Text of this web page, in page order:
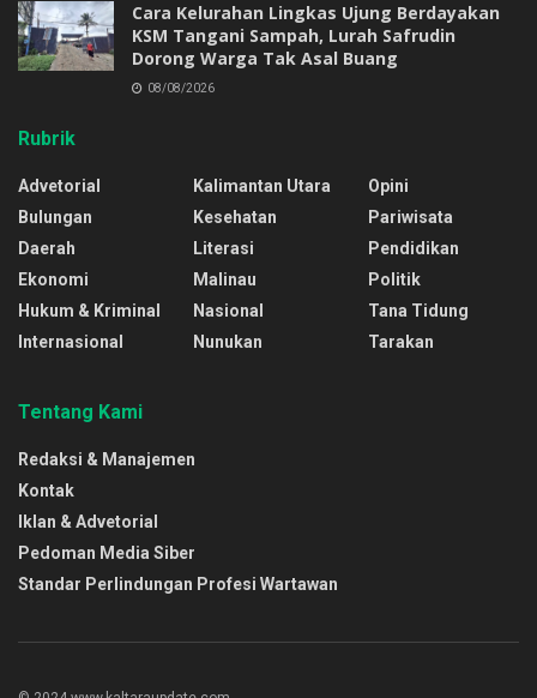
Cara Kelurahan Lingkas Ujung Berdayakan
KSM Tangani Sampah, Lurah Safrudin
Dorong Warga Tak Asal Buang
08/08/2026
Rubrik
Advetorial
Bulungan
Daerah
Ekonomi
Hukum & Kriminal
Internasional
Kalimantan Utara
Kesehatan
Literasi
Malinau
Nasional
Nunukan
Opini
Pariwisata
Pendidikan
Politik
Tana Tidung
Tarakan
Tentang Kami
Redaksi & Manajemen
Kontak
Iklan & Advetorial
Pedoman Media Siber
Standar Perlindungan Profesi Wartawan